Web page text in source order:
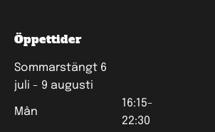
Öppettider
Sommarstängt 6
juli - 9 augusti
Mån
16:15-
22:30